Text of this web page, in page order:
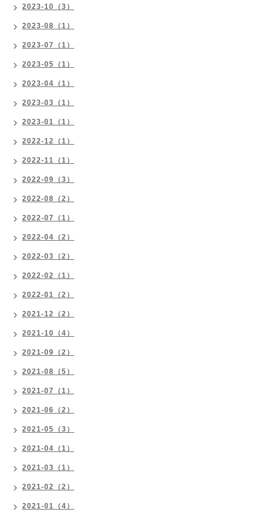
2023-10（3）
2023-08（1）
2023-07（1）
2023-05（1）
2023-04（1）
2023-03（1）
2023-01（1）
2022-12（1）
2022-11（1）
2022-09（3）
2022-08（2）
2022-07（1）
2022-04（2）
2022-03（2）
2022-02（1）
2022-01（2）
2021-12（2）
2021-10（4）
2021-09（2）
2021-08（5）
2021-07（1）
2021-06（2）
2021-05（3）
2021-04（1）
2021-03（1）
2021-02（2）
2021-01（4）